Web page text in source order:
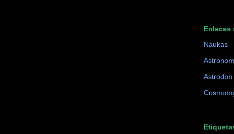
Enlaces
Naukas